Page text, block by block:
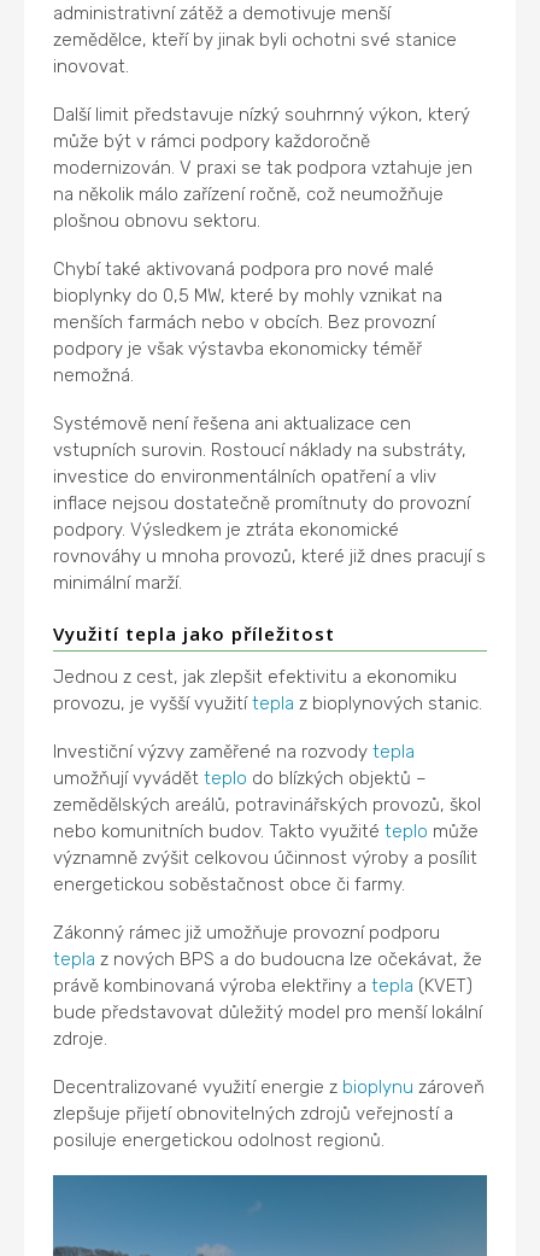
administrativní zátěž a demotivuje menší
zemědělce, kteří by jinak byli ochotni své stanice
inovovat.
Další limit představuje nízký souhrnný výkon, který
může být v rámci podpory každoročně
modernizován. V praxi se tak podpora vztahuje jen
na několik málo zařízení ročně, což neumožňuje
plošnou obnovu sektoru.
Chybí také aktivovaná podpora pro nové malé
bioplynky do 0,5 MW, které by mohly vznikat na
menších farmách nebo v obcích. Bez provozní
podpory je však výstavba ekonomicky téměř
nemožná.
Systémově není řešena ani aktualizace cen
vstupních surovin. Rostoucí náklady na substráty,
investice do environmentálních opatření a vliv
inflace nejsou dostatečně promítnuty do provozní
podpory. Výsledkem je ztráta ekonomické
rovnováhy u mnoha provozů, které již dnes pracují s
minimální marží.
Využití tepla jako příležitost
Jednou z cest, jak zlepšit efektivitu a ekonomiku
provozu, je vyšší využitítepla z bioplynových stanic.
Investiční výzvy zaměřené na rozvodytepla
umožňují vyvádětteplo do blízkých objektů –
zemědělských areálů, potravinářských provozů, škol
nebo komunitních budov. Takto využitéteplo může
významně zvýšit celkovou účinnost výroby a posílit
energetickou soběstačnost obce či farmy.
Zákonný rámec již umožňuje provozní podporu
tepla z nových BPS a do budoucna lze očekávat, že
právě kombinovaná výroba elektřiny atepla (KVET)
bude představovat důležitý model pro menší lokální
zdroje.
Decentralizované využití energie z bioplynu zároveň
zlepšuje přijetí obnovitelných zdrojů veřejností a
posiluje energetickou odolnost regionů.